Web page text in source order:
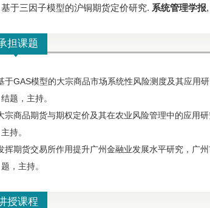
基于三因子模型的沪铜期货定价研究. 系统管理学报,
担课题
于GAS模型的大宗商品市场系统性风险测度及其应用
结题， 主持。
宗商品期货与期权定价及其在农业风险管理中的应用
主持。
挥期货交易所作用提升广州金融业发展水平研究，广
题 ，主持。
授课程